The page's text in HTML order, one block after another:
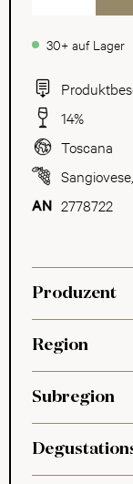
14%
Toscana
Sangiovese
2778722
30+ auf Lager
Produzent
Region
Subregion